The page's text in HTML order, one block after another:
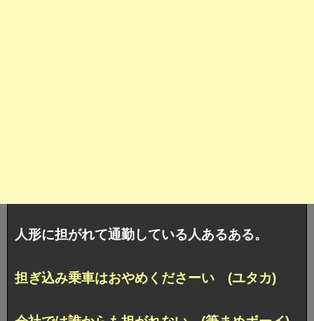
人形に担がれて通勤している人あるある。
担ぎ込み乗車はおやめくださーい (ユタカ)